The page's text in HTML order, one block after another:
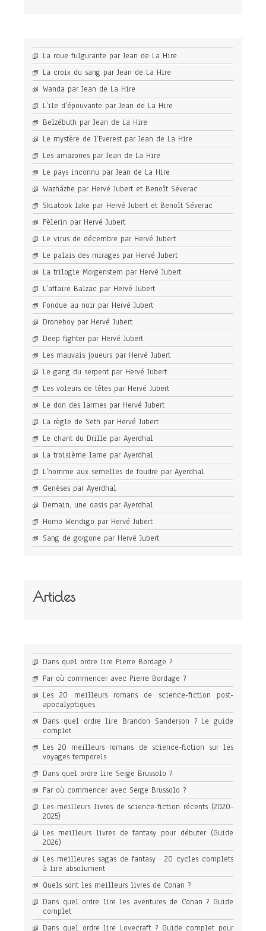
La roue fulgurante par Jean de La Hire
La croix du sang par Jean de La Hire
Wanda par Jean de La Hire
L’ile d’épouvante par Jean de La Hire
Belzébuth par Jean de La Hire
Le mystère de l’Everest par Jean de La Hire
Les amazones par Jean de La Hire
Le pays inconnu par Jean de La Hire
Wazházhe par Hervé Jubert et Benoît Séverac
Skiatook lake par Hervé Jubert et Benoît Séverac
Pèlerin par Hervé Jubert
Le virus de décembre par Hervé Jubert
Le palais des mirages par Hervé Jubert
La trilogie Morgenstern par Hervé Jubert
L’affaire Balzac par Hervé Jubert
Fondue au noir par Hervé Jubert
Droneboy par Hervé Jubert
Deep fighter par Hervé Jubert
Les mauvais joueurs par Hervé Jubert
Le gang du serpent par Hervé Jubert
Les voleurs de têtes par Hervé Jubert
Le don des larmes par Hervé Jubert
La règle de Seth par Hervé Jubert
Le chant du Drille par Ayerdhal
La troisième lame par Ayerdhal
L’homme aux semelles de foudre par Ayerdhal
Genèses par Ayerdhal
Demain, une oasis par Ayerdhal
Homo Wendigo par Hervé Jubert
Sang de gorgone par Hervé Jubert
Articles
Dans quel ordre lire Pierre Bordage ?
Par où commencer avec Pierre Bordage ?
Les 20 meilleurs romans de science-fiction post-
apocalyptiques
Dans quel ordre lire Brandon Sanderson ? Le guide
complet
Les 20 meilleurs romans de science-fiction sur les
voyages temporels
Dans quel ordre lire Serge Brussolo ?
Par où commencer avec Serge Brussolo ?
Les meilleurs livres de science-fiction récents (2020-
2025)
Les meilleurs livres de fantasy pour débuter (Guide
2026)
Les meilleures sagas de fantasy : 20 cycles complets
à lire absolument
Quels sont les meilleurs livres de Conan ?
Dans quel ordre lire les aventures de Conan ? Guide
complet
Dans quel ordre lire Lovecraft ? Guide complet pour